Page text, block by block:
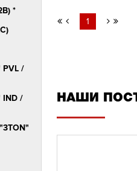
*
/
/
1
НАШИ